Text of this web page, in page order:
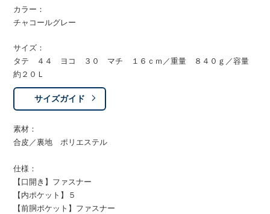
カラー：
チャコールグレー
サイズ：
タテ ４４ ヨコ ３０ マチ １６ｃｍ／重量 ８４０ｇ／容量
約２０Ｌ
サイズガイド
素材：
合皮／裏地 ポリエステル
仕様：
【口開き】ファスナー
【内ポケット】５
【前胴ポケット】ファスナー